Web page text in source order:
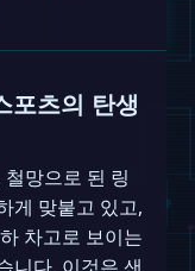
포츠의 탄생
망으로 된 링
게 맞붙고 있고,
차고로 보이는